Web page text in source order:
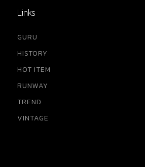
Links
GURU
HISTORY
HOT ITEM
RUNWAY
TREND
VINTAGE